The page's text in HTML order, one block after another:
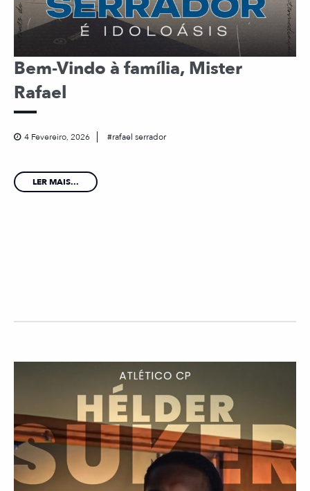
Bem-Vindo à família, Mister
Rafael
4 Fevereiro, 2026 rafael serrador
LER MAIS...